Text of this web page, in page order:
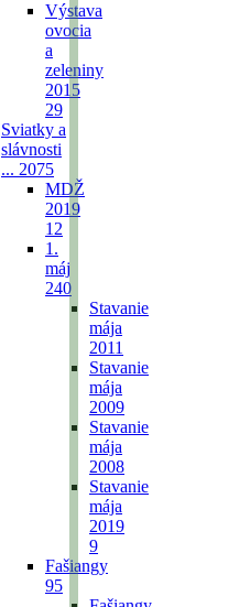
Výstava
ovocia
a
zeleniny
2015
29
Sviatky a
slávnosti
... 2075
MDŽ
2019
12
1.
máj
240
Stavanie
mája
2011
Stavanie
mája
2009
Stavanie
mája
2008
Stavanie
mája
2019
9
Fašiangy
95